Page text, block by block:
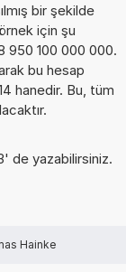
bir şekilde
için şu
950 100 000 000.
bu hesap
hanedir. Bu, tüm
de yazabilirsiniz.
Hainke